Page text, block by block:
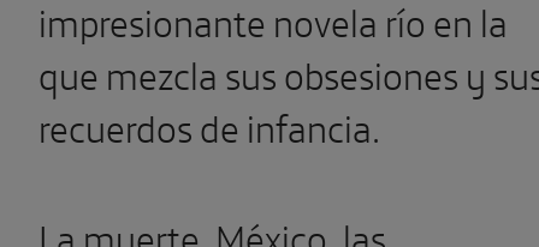
impresionante novela río en la
que mezcla sus obsesiones y
recuerdos de infancia.